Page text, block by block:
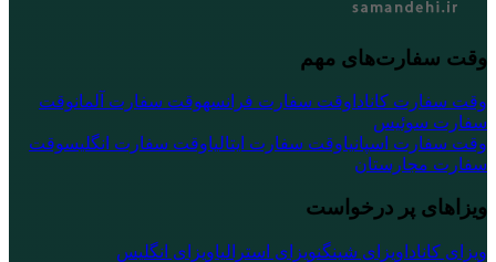
وقت سفارت‌های مهم
وقت سفارت کانادا وقت سفارت فرانسهوقت سفارت آلمانوقت
سفارت سوئیس
وقت سفارت اسپانیاوقت سفارت ایتالیاوقت سفارت انگلیسوقت
سفارت مجارستان
ویزاهای پر درخواست
ویزای کانادا ویزای شینگنویزای استرالیاویزای انگلیس